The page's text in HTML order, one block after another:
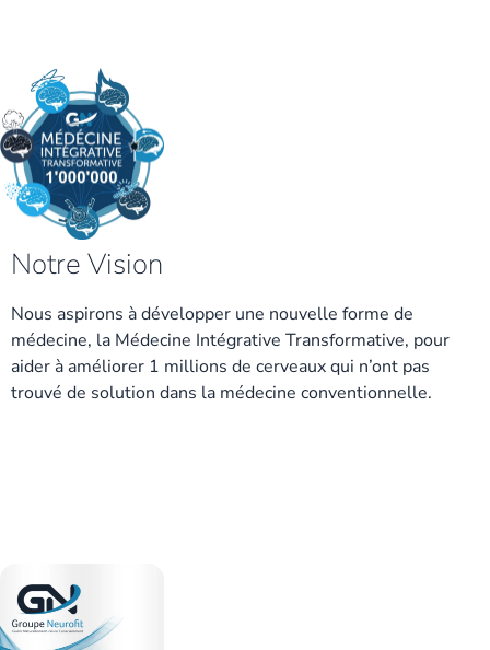
Notre Vision
Nous aspirons à développer une nouvelle forme de
médecine, la Médecine Intégrative Transformative, pour
aider à améliorer 1 millions de cerveaux qui n’ont pas
trouvé de solution dans la médecine conventionnelle.